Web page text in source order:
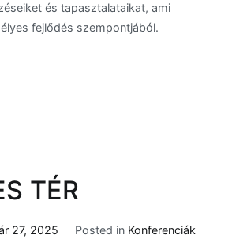
és tapasztalataikat, ami
fejlődés szempontjából.
TÉR
27, 2025 Posted in Konferenciák